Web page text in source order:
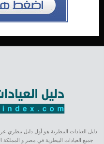
دليل العيادات البيطرية هو أول دليل بيطري
جميع العيادات البيطرية في مصر و